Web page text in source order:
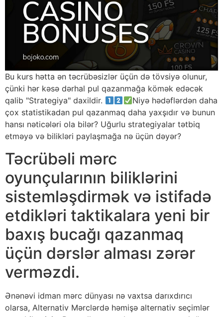
Bu kurs hətta ən təcrübəsizlər üçün də tövsiyə olunur,
çünki hər kəsə dərhal pul qazanmağa kömək edəcək
qalib "Strategiya" daxildir.
Niyə hədəflərdən daha
çox statistikadan pul qazanmaq daha yaxşıdır və bunun
hansı nəticələri ola bilər? Uğurlu strategiyalar tətbiq
etməyə və bilikləri paylaşmağa nə üçün dəyər?
Təcrübəli mərc
oyunçularının biliklərini
sistemləşdirmək və istifadə
etdikləri taktikalara yeni bir
baxış bucağı qazanmaq
üçün dərslər alması zərər
verməzdi.
Ənənəvi idman mərc dünyası nə vaxtsa darıxdırıcı
olarsa, Alternativ Mərclərdə həmişə alternativ seçimlər